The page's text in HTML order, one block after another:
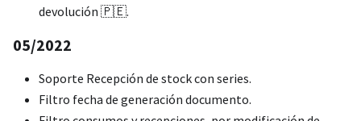
devolución 🇵🇪.
05/2022
Soporte Recepción de stock con series.
Filtro fecha de generación documento.